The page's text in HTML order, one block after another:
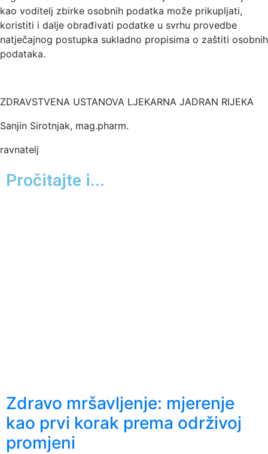
kao voditelj zbirke osobnih podatka može prikupljati,
koristiti i dalje obrađivati podatke u svrhu provedbe
natječajnog postupka sukladno propisima o zaštiti osobnih
podataka.
ZDRAVSTVENA USTANOVA LJEKARNA JADRAN RIJEKA
Sanjin Sirotnjak, mag.pharm.
ravnatelj
Pročitajte i...
Zdravo mršavljenje: mjerenje
kao prvi korak prema održivoj
promjeni